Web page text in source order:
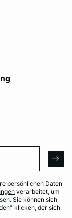
persönlichen Daten
verarbeitet, um
Sie können sich
klicken, der sich